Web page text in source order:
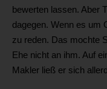
bewerten lassen. Aber
dagegen. Wenn es um
zu reden. Das mochte
Ehe nicht an ihm. Auf
Makler ließ er sich